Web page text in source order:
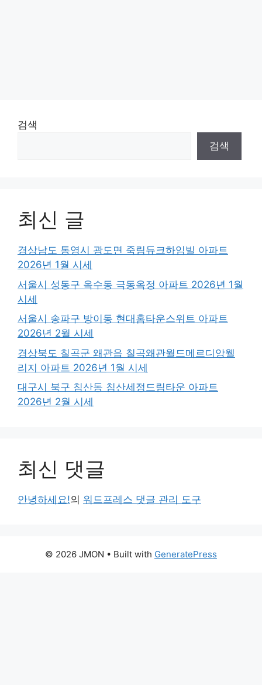
검색
검색
최신 글
경상남도 통영시 광도면 죽림듀크하임빌 아파트
2026년 1월 시세
서울시 성동구 옥수동 극동옥정 아파트 2026년 1월
시세
서울시 송파구 방이동 현대홈타운스위트 아파트
2026년 2월 시세
경상북도 칠곡군 왜관읍 칠곡왜관월드메르디앙웰
리지 아파트 2026년 1월 시세
대구시 북구 침산동 침산세정드림타운 아파트
2026년 2월 시세
최신 댓글
안녕하세요!의 워드프레스 댓글 관리 도구
© 2026 JMON • Built with GeneratePress